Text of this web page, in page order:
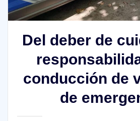
Del deber de
conducción de
de